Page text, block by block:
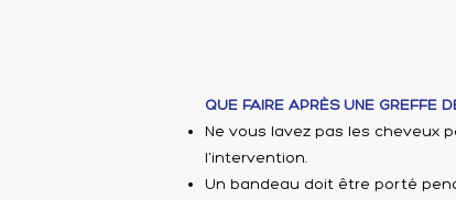
QUE FAIRE APRÈS UNE GREFFE
Ne vous lavez pas les cheveux
l'intervention.
Un bandeau doit être porté